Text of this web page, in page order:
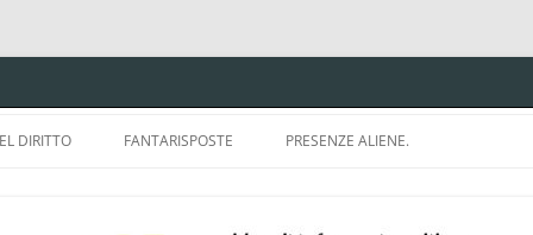
DIRITTO FANTARISPOSTE PRESENZE ALIENE.